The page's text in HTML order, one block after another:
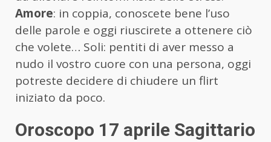
Amore: in coppia, conoscete bene l’uso
delle parole e oggi riuscirete a ottenere ciò
che volete… Soli: pentiti di aver messo a
nudo il vostro cuore con una persona, oggi
potreste decidere di chiudere un flirt
iniziato da poco.
Oroscopo 17 aprile Sagittario